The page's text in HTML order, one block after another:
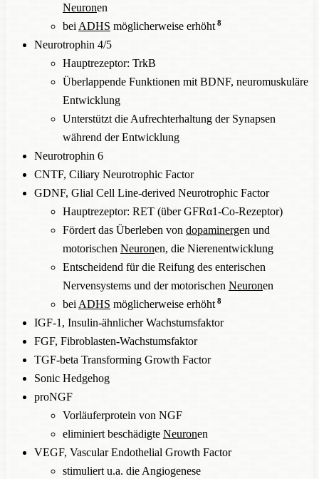
Neuronen
bei ADHS möglicherweise erhöht 8
Neurotrophin 4/5
Hauptrezeptor: TrkB
Überlappende Funktionen mit BDNF, neuromuskuläre
Entwicklung
Unterstützt die Aufrechterhaltung der Synapsen
während der Entwicklung
Neurotrophin 6
CNTF, Cili­ary Neurotrophic Factor
GDNF, Glial Cell Line-derived Neurotrophic Factor
Hauptrezeptor: RET (über GFRα1-Co-Rezeptor)
Fördert das Überleben von dopaminergen und
motorischen Neuronen, die Nierenentwicklung
Entscheidend für die Reifung des enterischen
Nervensystems und der motorischen Neuronen
bei ADHS möglicherweise erhöht 8
IGF-1, Insulin-ähnlicher Wachstumsfaktor
FGF, Fibroblasten-Wachstumsfaktor
TGF-beta Transforming Growth Factor
Sonic Hedgehog
proNGF
Vorläuferprotein von NGF
eliminiert beschädigte Neuronen
VEGF, Vascular Endothelial Growth Factor
stimuliert u.a. die Angiogenese